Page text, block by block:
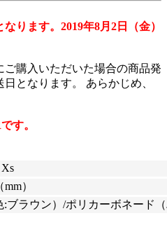
ります。2019年8月2日（金）
購入いただいた場合の商品発
となります。 あらかじめ、
す。
）
ブラウン）/ポリカーボネード